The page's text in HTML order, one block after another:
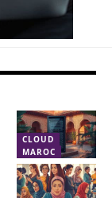
CLOUD
MAROC